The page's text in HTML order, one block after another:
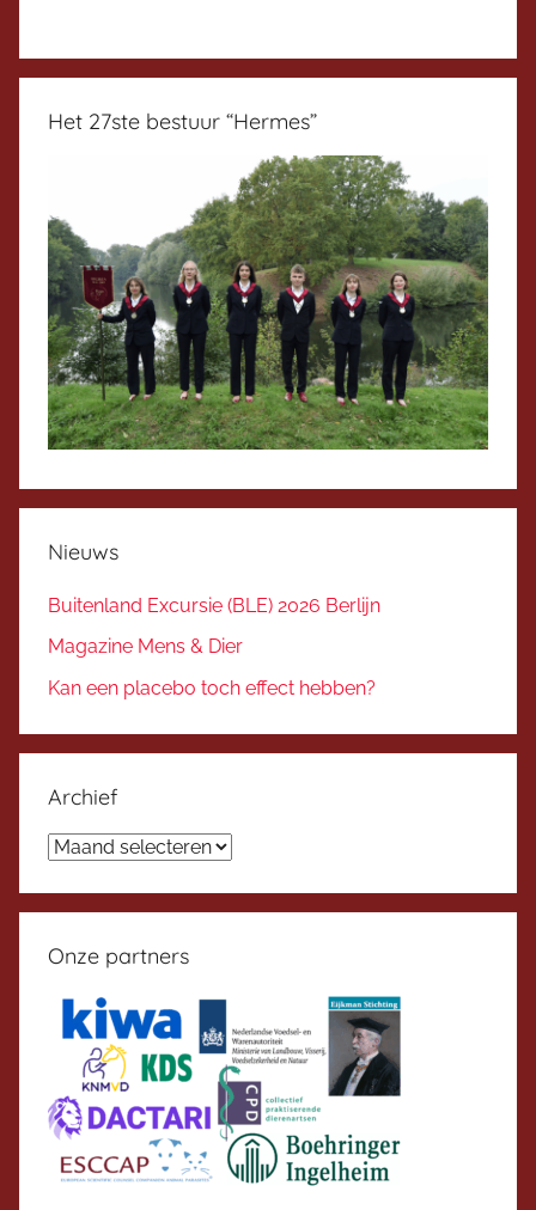
Het 27ste bestuur “Hermes”
Nieuws
Buitenland Excursie (BLE) 2026 Berlijn
Magazine Mens & Dier
Kan een placebo toch effect hebben?
Archief
Archief
Onze partners